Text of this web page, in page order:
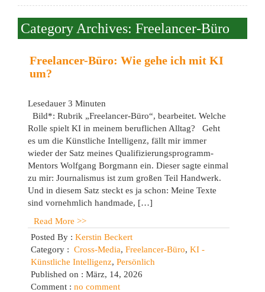
Category Archives: Freelancer-Büro
Freelancer-Büro: Wie gehe ich mit KI
um?
Lesedauer 3 Minuten
Bild*: Rubrik „Freelancer-Büro“, bearbeitet. Welche
Rolle spielt KI in meinem beruflichen Alltag? Geht
es um die Künstliche Intelligenz, fällt mir immer
wieder der Satz meines Qualifizierungsprogramm-
Mentors Wolfgang Borgmann ein. Dieser sagte einmal
zu mir: Journalismus ist zum großen Teil Handwerk.
Und in diesem Satz steckt es ja schon: Meine Texte
sind vornehmlich handmade, […]
Read More >>
Posted By : Kerstin Beckert
Category : Cross-Media, Freelancer-Büro, KI -
Künstliche Intelligenz, Persönlich
Published on : März, 14, 2026
Comment : no comment